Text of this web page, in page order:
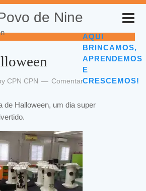
AQUI
BRINCAMOS,
APRENDEMOS
E
CRESCEMOS!
CPN CPN Comentar
de Halloween, um dia super